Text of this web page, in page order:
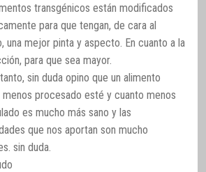
transgénicos están modificados
para que tengan, de cara al
una mejor pinta y aspecto. En cuanto a la
para que sea mayor.
sin duda opino que un alimento
menos procesado esté y cuanto menos
es mucho más sano y las
que nos aportan son mucho
sin duda.